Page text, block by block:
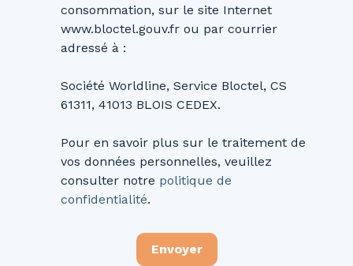
consommation, sur le site Internet
www.bloctel.gouv.fr ou par courrier
adressé à :
Société Worldline, Service Bloctel, CS
61311, 41013 BLOIS CEDEX.
Pour en savoir plus sur le traitement de
vos données personnelles, veuillez
consulter notre politique de
confidentialité.
Envoyer